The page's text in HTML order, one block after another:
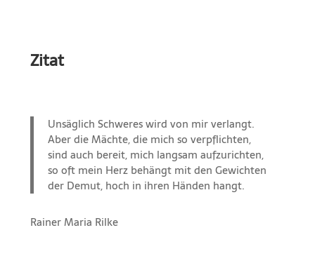
Zitat
Unsäglich Schweres wird von mir verlangt.
Aber die Mächte, die mich so verpflichten,
sind auch bereit, mich langsam aufzurichten,
so oft mein Herz behängt mit den Gewichten
der Demut, hoch in ihren Händen hangt.
Rainer Maria Rilke